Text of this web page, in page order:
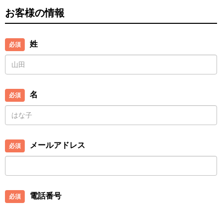
お客様の情報
姓
名
メールアドレス
電話番号